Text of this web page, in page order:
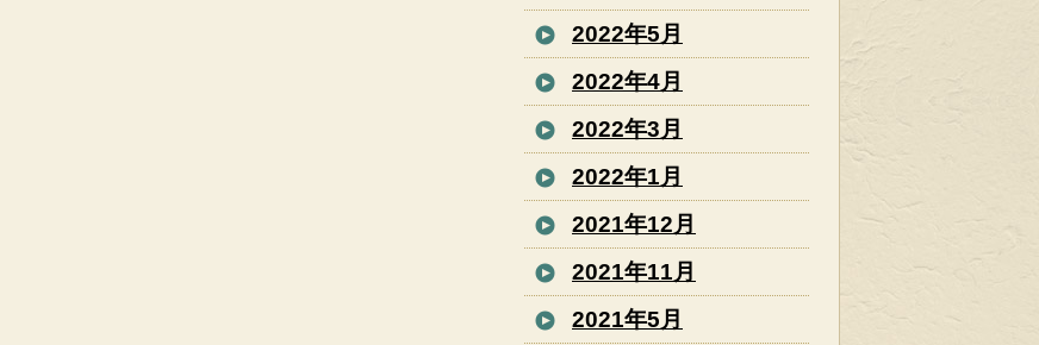
2022年5月
2022年4月
2022年3月
2022年1月
2021年12月
2021年11月
2021年5月